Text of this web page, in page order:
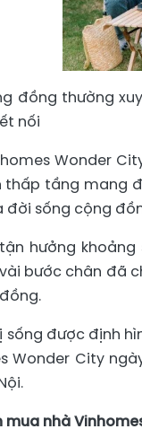
đồng thường
nối
Wonder
thấp tầng mang
đời sống cộng
hưởng
bước chân đã
sống được định
Wonder City
nhà